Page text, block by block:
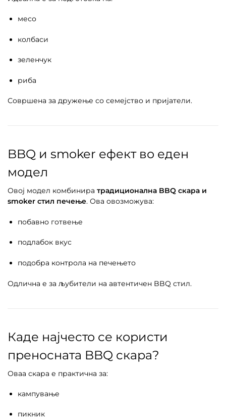
месо
колбаси
зеленчук
риба
Совршена за дружење со семејство и пријатели.
BBQ и smoker ефект во еден
модел
Овој модел комбинира традиционална BBQ скара и
smoker стил печење. Ова овозможува:
побавно готвење
подлабок вкус
подобра контрола на печењето
Одлична е за љубители на автентичен BBQ стил.
Каде најчесто се користи
преносната BBQ скара?
Оваа скара е практична за:
кампување
пикник